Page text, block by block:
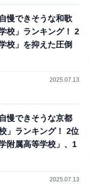
慢できそうな和歌
校」ランキング！ 2
校」を抑えた圧倒
2025.07.13
慢できそうな京都
」ランキング！ 2位
附属高等学校」、1
2025.07.13